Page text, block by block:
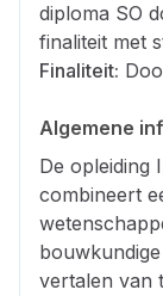
diploma SO
finaliteit met
Finaliteit:
Algemene
De opleiding
combineert
vertalen van